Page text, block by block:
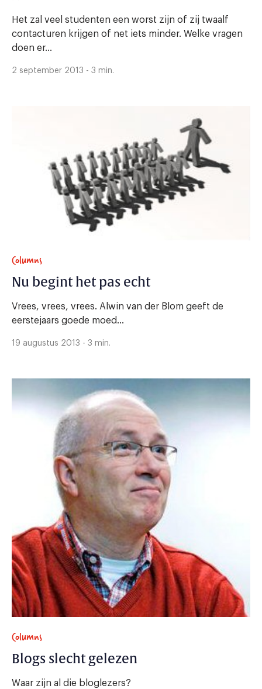
Het zal veel studenten een worst zijn of zij twaalf
contacturen krijgen of net iets minder. Welke vragen
doen er...
2 september 2013 - 3 min.
Columns
Nu begint het pas echt
Vrees, vrees, vrees. Alwin van der Blom geeft de
eerstejaars goede moed...
19 augustus 2013 - 3 min.
Columns
Blogs slecht gelezen
Waar zijn al die bloglezers?